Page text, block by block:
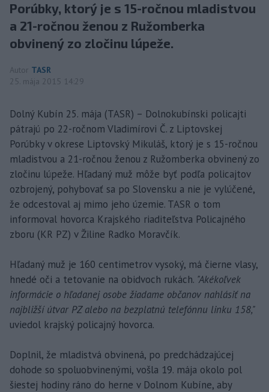
Porúbky, ktorý je s 15-ročnou mladistvou
a 21-ročnou ženou z Ružomberka
obvinený zo zločinu lúpeže.
Autor TASR
25. mája 2015 14:29
Dolný Kubín 25. mája (TASR) – Dolnokubínski policajti
pátrajú po 22-ročnom Vladimírovi Č. z Liptovskej
Porúbky v okrese Liptovský Mikuláš, ktorý je s 15-ročnou
mladistvou a 21-ročnou ženou z Ružomberka obvinený zo
zločinu lúpeže. Hľadaný muž môže byť podľa policajtov
ozbrojený, pohybovať sa po Slovensku a nie je vylúčené,
že odcestoval aj mimo jeho územie. TASR o tom
informoval hovorca Krajského riaditeľstva Policajného
zboru (KR PZ) v Žiline Radko Moravčík.
Hľadaný muž je 160 centimetrov vysoký, má čierne vlasy,
hnedé oči a tetovanie na obidvoch rukách. "Akékoľvek
informácie o hľadanej osobe žiadame občanov nahlásiť na
najbližší útvar PZ alebo na bezplatnú telefónnu linku 158,"
uviedol krajský policajný hovorca.
Doplnil, že mladistvá obvinená, po predchádzajúcej
dohode so spoluobvinenými, vošla 19. mája okolo pol
šiestej hodiny ráno do herne v Dolnom Kubíne, aby